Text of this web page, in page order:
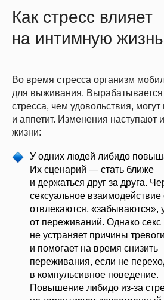
Как стресс влияет
на интимную жизнь
Во время стресса организм
для выживания.
стресса, чем удовольствия,
и аппетит. Изменения наступают
жизни:
У одних людей либидо
Их сценарий — стать ближе
и держаться друг за друга.
сексуальное взаимодействие
отвлекаются, «забываются»,
от переживаний. Однако секс
не устраняет причины тревоги
и помогает на время снизить
переживания, если не
в компульсивное поведение.
Повышение либидо из-за